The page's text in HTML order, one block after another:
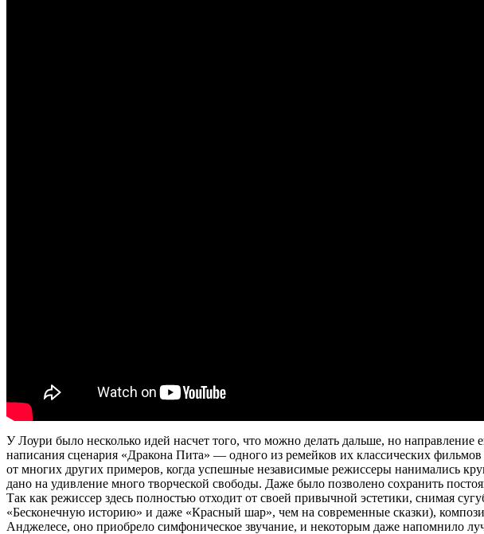
У Лоури было несколько идей насчет того, что можно делать дальше, но
написания сценария «Дракона Пита» — одного из ремейков их классических
от многих других примеров, когда успешные независимые режиссеры нанимались
дано на удивление много творческой свободы. Даже было позволено сохранить
Так как режиссер здесь полностью отходит от своей привычной эстетики, снимая
«Бесконечную историю» и даже «Красный шар», чем на современные сказки),
Анджелесе, оно приобрело симфоническое звучание, и некоторым даже напомнило